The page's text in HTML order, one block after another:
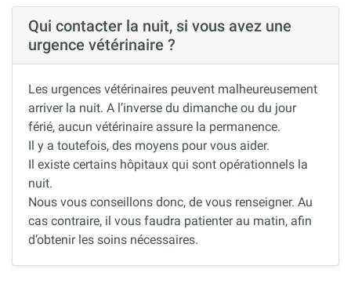
Qui contacter la nuit, si vous avez une
urgence vétérinaire ?
Les urgences vétérinaires peuvent malheureusement
arriver la nuit. A l’inverse du dimanche ou du jour
férié, aucun vétérinaire assure la permanence.
Il y a toutefois, des moyens pour vous aider.
Il existe certains hôpitaux qui sont opérationnels la
nuit.
Nous vous conseillons donc, de vous renseigner. Au
cas contraire, il vous faudra patienter au matin, afin
d’obtenir les soins nécessaires.